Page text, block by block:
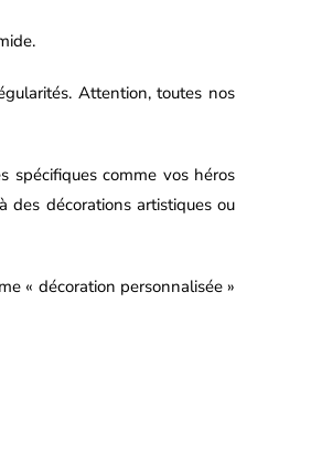
Attention, toutes nos
spécifiques comme vos héros
des décorations artistiques ou
« décoration personnalisée »